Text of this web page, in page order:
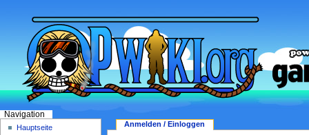
Anmelden / Einloggen
Navigation
Hauptseite